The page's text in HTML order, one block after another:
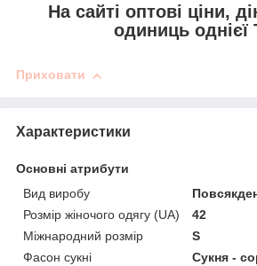
На сайті оптові ціни,
одиниць однієї
Приховати
Характеристики
Основні атрибути
Вид виробу
Розмір жіночого одягу (UA)
42
Міжнародний розмір
S
Фасон сукні
Сукня -